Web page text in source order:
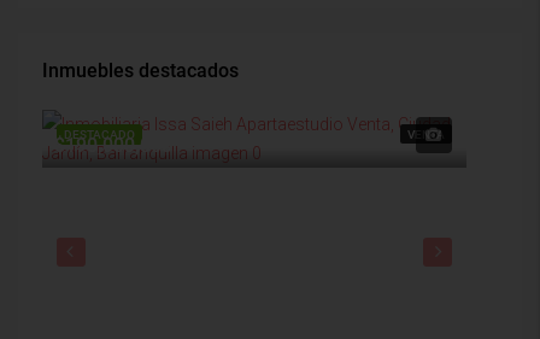
Inmuebles destacados
DESTACADO VENTA
$190,000,000